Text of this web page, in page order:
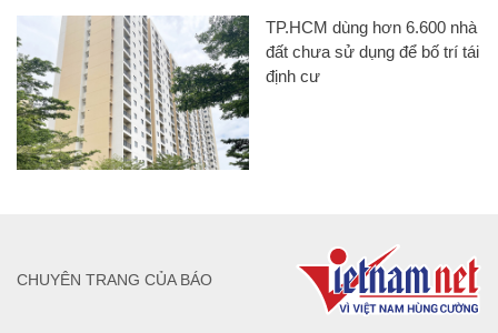
TP.HCM dùng hơn 6.600 nhà
đất chưa sử dụng để bố trí tái
định cư
CHUYÊN TRANG CỦA BÁO